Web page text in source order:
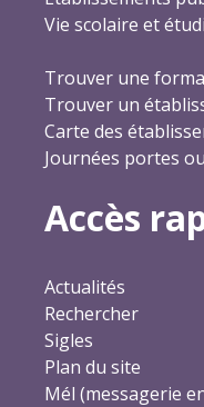
Vie scolaire et
Trouver une
Trouver un
Carte des
Journées portes
Accès
Actualités
Rechercher
Sigles
Plan du site
Mél (messagerie